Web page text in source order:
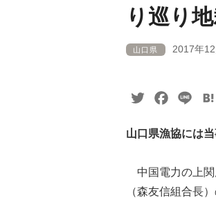
り巡り
山口県 2017年
TwitterFacebook
Line
山口県漁協には
中国電力の上関
（森友信組合長